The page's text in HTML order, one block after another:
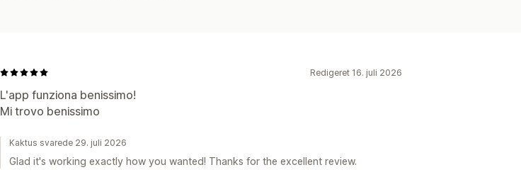
Redigeret 16. juli 2026
L'app funziona benissimo!
Mi trovo benissimo
Kaktus svarede 29. juli 2026
Glad it's working exactly how you wanted! Thanks for the excellent review.